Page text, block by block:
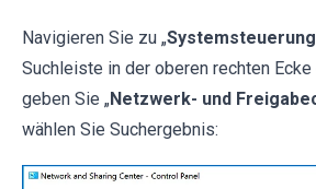
Navigieren Sie zu „Systemsteuerung
Suchleiste in der oberen rechten
geben Sie „Netzwerk- und
wählen Sie Suchergebnis: